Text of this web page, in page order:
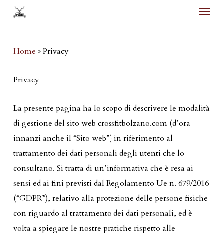
content
Menu
Home »Privacy
Privacy
La presente pagina ha lo scopo di descrivere le modalità
di gestione del sito web crossfitbolzano.com (d’ora
innanzi anche il “Sito web”) in riferimento al
trattamento dei dati personali degli utenti che lo
consultano. Si tratta di un’informativa che è resa ai
sensi ed ai fini previsti dal Regolamento Ue n. 679/2016
(“GDPR”), relativo alla protezione delle persone fisiche
con riguardo al trattamento dei dati personali, ed è
volta a spiegare le nostre pratiche rispetto alle